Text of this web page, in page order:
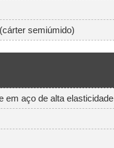
semiúmido)
em aço de alta elasticidade